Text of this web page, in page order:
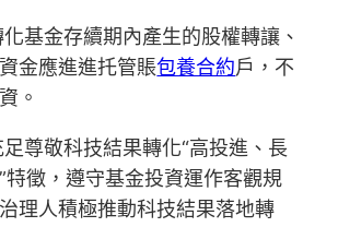
基金存續期內產生的股權轉讓、
金應進進托管賬包養合約戶，不
。
尊敬科技結果轉化“高投進、長
特徵，遵守基金投資運作客觀規
理人積極推動科技結果落地轉